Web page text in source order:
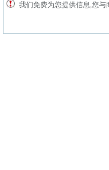
我们免费为您提供信息,您与